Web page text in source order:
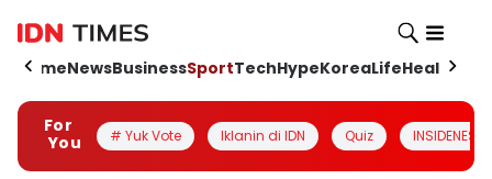
HomeNewsBusinessSportTechHypeKoreaLifeHealth
For
You
# Yuk Vote Iklanin di IDN Quiz INSIDENESIA